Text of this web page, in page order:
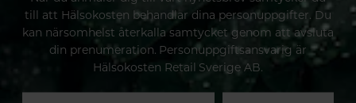
till att Hälsokosten behandlar dina personuppgifter. Du
kan närsomhelst återkalla samtycket genom att avsluta
din prenumeration. Personuppgiftsansvarig är
Hälsokosten Retail Sverige AB.